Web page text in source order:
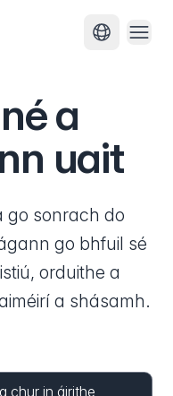
Athraigh
a
uait
go sonrach do
go bhfuil sé
orduithe a
a shásamh.
chur in áirithe